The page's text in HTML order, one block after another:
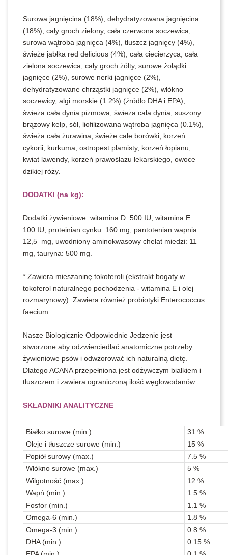
Surowa jagnięcina (18%), dehydratyzowana jagnięcina
(18%), cały groch zielony, cała czerwona soczewica,
surowa wątroba jagnięca (4%), tłuszcz jagnięcy (4%),
świeże jabłka red delicious (4%), cała ciecierzyca, cała
zielona soczewica, cały groch żółty, surowe żołądki
jagnięce (2%), surowe nerki jagnięce (2%),
dehydratyzowane chrząstki jagnięce (2%), włókno
soczewicy, algi morskie (1.2%) (źródło DHA i EPA),
świeża cała dynia piżmowa, świeża cała dynia, suszony
brązowy kelp, sól, liofilizowana wątroba jagnięca (0.1%),
świeża cała żurawina, świeże całe borówki, korzeń
cykorii, kurkuma, ostropest plamisty, korzeń łopianu,
kwiat lawendy, korzeń prawoślazu lekarskiego, owoce
dzikiej róży.
DODATKI (na kg):
Dodatki żywieniowe: witamina D: 500 IU, witamina E:
100 IU, proteinian cynku: 160 mg, pantotenian wapnia:
12,5 mg, uwodniony aminokwasowy chelat miedzi: 11
mg, tauryna: 500 mg.
* Zawiera mieszaninę tokoferoli (ekstrakt bogaty w
tokoferol naturalnego pochodzenia - witamina E i olej
rozmarynowy). Zawiera również probiotyki Enterococcus
faecium.
Nasze Biologicznie Odpowiednie Jedzenie jest
stworzone aby odzwierciedlać anatomiczne potrzeby
żywieniowe psów i odwzorować ich naturalną dietę.
Dlatego ACANA przepełniona jest odżywczym białkiem i
tłuszczem i zawiera ograniczoną ilość węglowodanów.
SKŁADNIKI ANALITYCZNE
Białko surowe (min.)
31 %
Oleje i tłuszcze surowe (min.)
15 %
Popiół surowy (max.)
7.5 %
Włókno surowe (max.)
5 %
Wilgotność (max.)
12 %
Wapń (min.)
1.5 %
Fosfor (min.)
1.1 %
Omega-6 (min.)
1.8 %
Omega-3 (min.)
0.8 %
DHA (min.)
0.15 %